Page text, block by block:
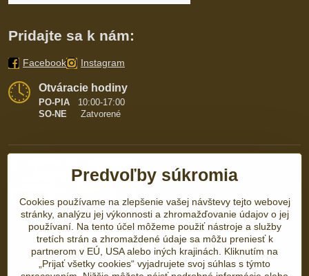
Pridajte sa k nám:
Facebook Instagram
Otváracie hodiny
PO-PIA
10:00-17:00
SO-NE Zatvorené
Predvoľby súkromia
Cookies používame na zlepšenie vašej návštevy tejto webovej
stránky, analýzu jej výkonnosti a zhromažďovanie údajov o jej
používaní. Na tento účel môžeme použiť nástroje a služby
tretích strán a zhromaždené údaje sa môžu preniesť k
partnerom v EÚ, USA alebo iných krajinách. Kliknutím na
„Prijať všetky cookies“ vyjadrujete svoj súhlas s týmto